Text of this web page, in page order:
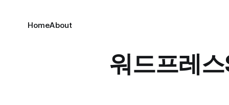
HomeAbout
워드프레